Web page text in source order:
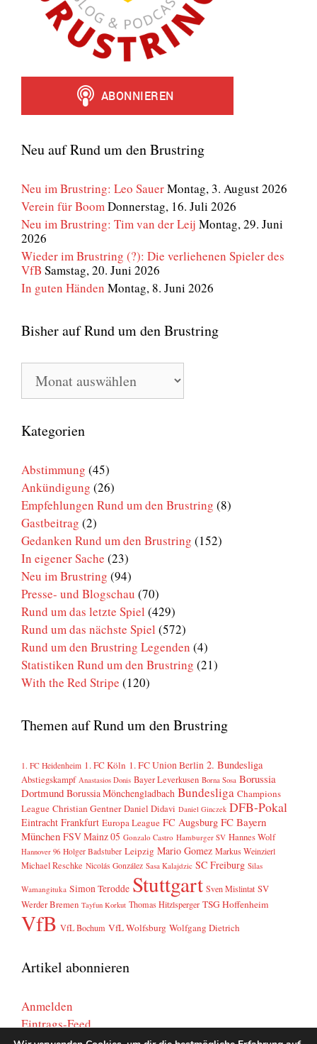
Neu auf Rund um den Brustring
Neu im Brustring: Leo SauerMontag, 3. August 2026
Verein für BoomDonnerstag, 16. Juli 2026
Neu im Brustring: Tim van der Leij Montag, 29. Juni
2026
Wieder im Brustring (?): Die verliehenen Spieler des
VfB Samstag, 20. Juni 2026
In guten Händen Montag, 8. Juni 2026
Bisher auf Rund um den Brustring
Bisher
auf
Rund
den
Brustring
Kategorien
Abstimmung (45)
Ankündigung (26)
Empfehlungen Rund um den Brustring (8)
Gastbeitrag (2)
Gedanken Rund um den Brustring (152)
In eigener Sache (23)
Neu im Brustring (94)
Presse- und Blogschau (70)
Rund um das letzte Spiel (429)
Rund um das nächste Spiel (572)
Rund um den Brustring Legenden (4)
Statistiken Rund um den Brustring (21)
With the Red Stripe (120)
Themen auf Rund um den Brustring
1. FC Heidenheim 1. FC Köln 1. FC Union Berlin 2. Bundesliga
Abstiegskampf Anastasios Donis Bayer Leverkusen Borna Sosa Borussia
Dortmund Borussia Mönchengladbach Bundesliga Champions
League Christian Gentner Daniel Didavi Daniel Ginczek DFB-Pokal
Eintracht Frankfurt Europa League FC Augsburg FC Bayern
München FSV Mainz 05 Gonzalo Castro Hamburger SV Hannes Wolf
Hannover 96 Holger Badstuber Leipzig Mario Gomez Markus Weinzierl
Michael Reschke Nicolás González Sasa Kalajdzic SC Freiburg Silas
Wamangituka Simon Terodde Stuttgart Sven Mislintat SV
Werder Bremen Tayfun Korkut Thomas Hitzlsperger TSG Hoffenheim
VfB VfL Bochum VfL Wolfsburg Wolfgang Dietrich
Artikel abonnieren
Anmelden
Eintrags-Feed